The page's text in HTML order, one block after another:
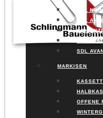
SDL
SDL
SDL
SDL
SDL
MARKISEN
OFFENE